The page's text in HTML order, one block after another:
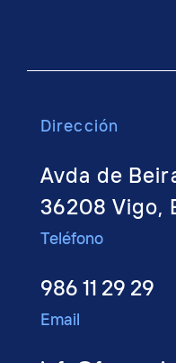
Dirección
Avda de
36208 Vigo,
Teléfono
986 11 29 29
Email